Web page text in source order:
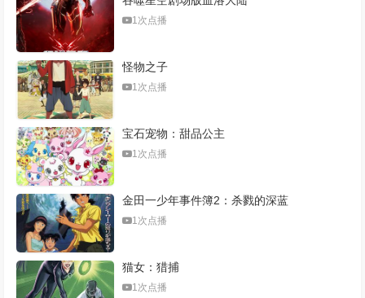
1次点播
怪物之子
1次点播
宝石宠物：甜品公主
1次点播
金田一少年事件簿2：杀戮的深蓝
1次点播
猫女：猎捕
1次点播